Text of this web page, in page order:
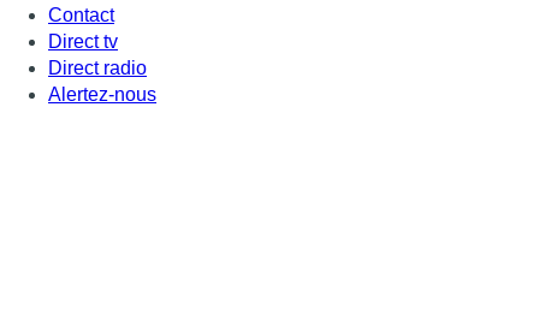
Contact
Direct tv
Direct radio
Alertez-nous